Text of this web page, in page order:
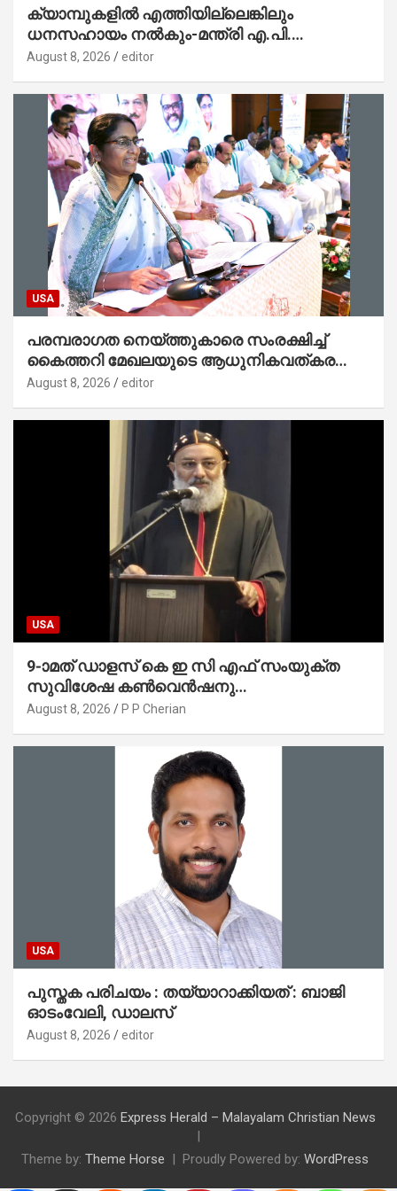
ക്യാമ്പുകളിൽ എത്തിയില്ലെങ്കിലും
ധനസഹായം നൽകും-മന്ത്രി എ.പി.
അനിൽകുമാർ
August 8, 2026 editor
USA
പരമ്പരാഗത നെയ്ത്തുകാരെ സംരക്ഷിച്ച്
കൈത്തറി മേഖലയുടെ ആധുനികവത്കരണം
സാധ്യമാക്കും : ഡെപ്യൂട്ടി സ്പീക്കർ
August 8, 2026 editor
USA
9-ാമത് ഡാളസ് കെ ഇ സി എഫ് സംയുക്ത
സുവിശേഷ കൺവെൻഷനു
പ്രാർത്ഥനാനിർഭരമായ തുടക്കം
August 8, 2026 P P Cherian
USA
പുസ്തക പരിചയം : തയ്യാറാക്കിയത് : ബാജി
ഓടംവേലി, ഡാലസ്
August 8, 2026 editor
Copyright © 2026 Express Herald – Malayalam Christian News
Theme by: Theme Horse Proudly Powered by: WordPress